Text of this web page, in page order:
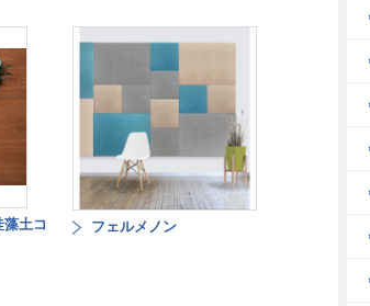
土コ
フェルメノン